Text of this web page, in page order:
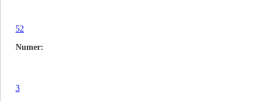
52
Numer
3